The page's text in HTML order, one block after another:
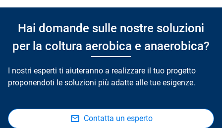
Hai domande sulle nostre soluzioni
per la coltura aerobica e anaerobica?
I nostri esperti ti aiuteranno a realizzare il tuo progetto
proponendoti le soluzioni più adatte alle tue esigenze.
Contatta un esperto